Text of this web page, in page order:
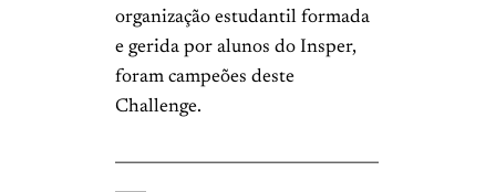
organização estudantil formada
e gerida por alunos do Insper,
foram campeões deste
Challenge.